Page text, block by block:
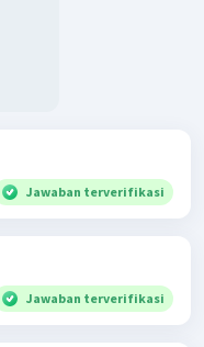
Jawaban terverifikasi
Jawaban terverifikasi